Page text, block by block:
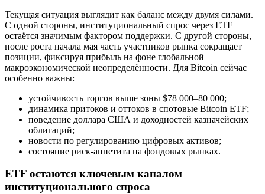
Текущая ситуация выглядит как баланс между двумя силами.
С одной стороны, институциональный спрос через ETF
остаётся значимым фактором поддержки. С другой стороны,
после роста начала мая часть участников рынка сокращает
позиции, фиксируя прибыль на фоне глобальной
макроэкономической неопределённости. Для Bitcoin сейчас
особенно важны:
устойчивость торгов выше зоны $78 000–80 000;
динамика притоков и оттоков в спотовые Bitcoin ETF;
поведение доллара США и доходностей казначейских
облигаций;
новости по регулированию цифровых активов;
состояние риск-аппетита на фондовых рынках.
ETF остаются ключевым каналом
институционального спроса